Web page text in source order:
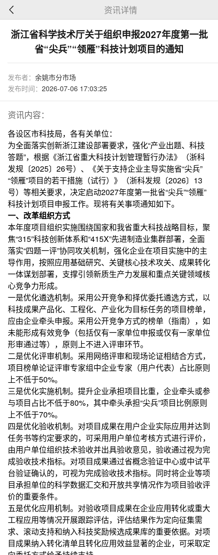
资讯详情
浙江省科学技术厅关于组织申报2027年度第一批
省“尖兵”“领雁”科技计划项目的通知
发布者： 余姚市分市场
发布时间： 2026-07-06 17:03:25
资讯内容：
各设区市科技局，各有关单位：
为全面落实创新浙江建设部署要求，强化“产业出题、科技
答题”，根据《浙江省重大科技计划管理暂行办法》（浙科
发规〔2025〕26号）、《关于支持企业主导实施省“尖兵”
“领雁”项目的若干措施（试行）》（浙科发规〔2026〕13
号）等相关要求，决定启动2027年度第一批省“尖兵”“领雁”
科技计划项目申报工作。现将有关事项通知如下。
一、改革组织方式
本年度项目组织实施围绕国家和我省重大科技战略目标，聚
焦“315”科技创新体系和“415X”先进制造业集群部署，全面
落实“四题一评”协同攻关机制，强化企业在项目实施中的主
导作用，按照应用基础研究、关键核心技术攻关、成果转化
一体谋划部署，支撑引领新质生产力发展和重点关键领域核
心竞争力形成。
一是优化遴选机制。采用公开竞争和择优委托遴选方式，以
科技成果产品化、工程化、产业化为目标任务的项目榜单，
应由企业牵头申报。采用公开竞争方式的榜单（指南），如
未能形成有效竞争（包括仅有一家单位申报或仅有一家单位
形审通过等），原则上不进入评审环节。
二是优化评审机制。采用网络评审和现场论证相结合方式，
项目榜单论证评审专家组中企业专家（用户代表）占比原则
上不低于50%。
三是优化实施机制。提升企业承担项目比重，企业牵头或参
与项目占比不低于80%，其中牵头承担“尖兵”项目比例原则
上不低于70%。
四是优化验收机制。对项目成果在用户企业实际应用并达到
任务书等约定要求的，可采用用户单位考核方式进行评价，
由用户单位组织技术验收并出具验收意见，验收通过视为完
成验收技术指标。对项目成果通过省概念验证中心或中试平
台验证确认的，可视为完成验收技术指标。同时将企业等项
目承担单位的科学数据汇交和开放共享情况作为项目验收评
价的重要条件。
五是优化应用机制。对验收项目成果在企业应用转化或重大
工程应用等情况开展跟踪评估，评估结果作为定向征集需
求、滚动支持和纳入科技奖励候选成果库的重要依据。对项
目成果纳入转化清单且转化应用效益显著的企业，可采取定